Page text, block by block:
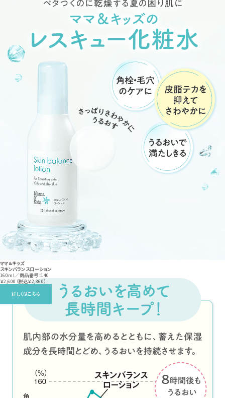
ママ&キッズ
スキンバランスローション
160ml／商品番号：140
￥2,600（税込￥2,860）
詳しくはこちら